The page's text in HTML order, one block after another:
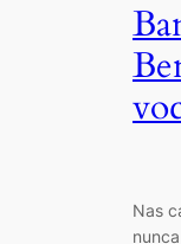
Nas